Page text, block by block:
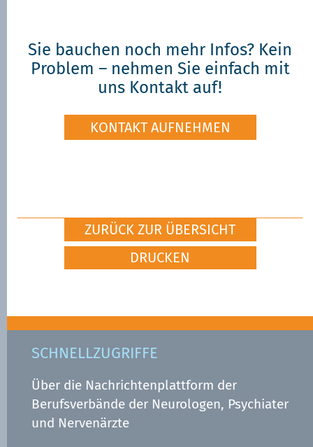
Sie bauchen noch mehr Infos? Kein
Problem – nehmen Sie einfach mit
uns Kontakt auf!
KONTAKT AUFNEHMEN
ZURÜCK ZUR ÜBERSICHT
DRUCKEN
SCHNELLZUGRIFFE
Über die Nachrichtenplattform der
Berufsverbände der Neurologen, Psychiater
und Nervenärzte